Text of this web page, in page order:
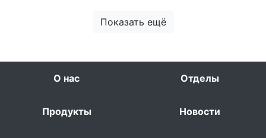
Показать ещё
О нас Отделы
Продукты Новости